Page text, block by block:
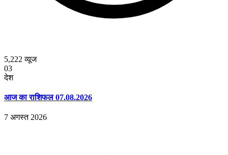
5,222 व्यूज
03
देश
आज का राशिफल 07.08.2026
7 अगस्त 2026